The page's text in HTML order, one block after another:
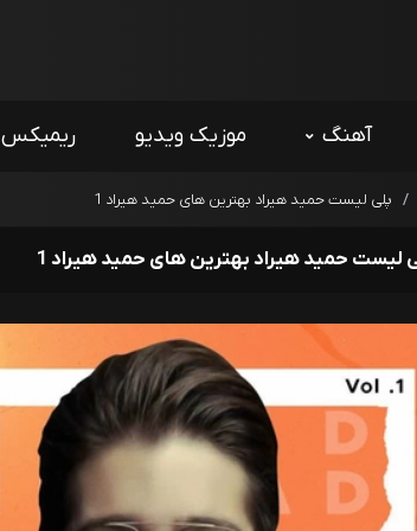
آهنگ موزیک ویدیو ریمیکس
/ پلی لیست حمید هیراد بهترین های حمید هیراد 1
لیست حمید هیراد بهترین های حمید هیراد 1